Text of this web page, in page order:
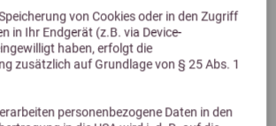
von Cookies oder in den Zugriff
in Ihr Endgerät (z.B. via Device-
haben, erfolgt die
zusätzlich auf Grundlage von § 25 Abs. 1
personenbezogene Daten in den
Produkte